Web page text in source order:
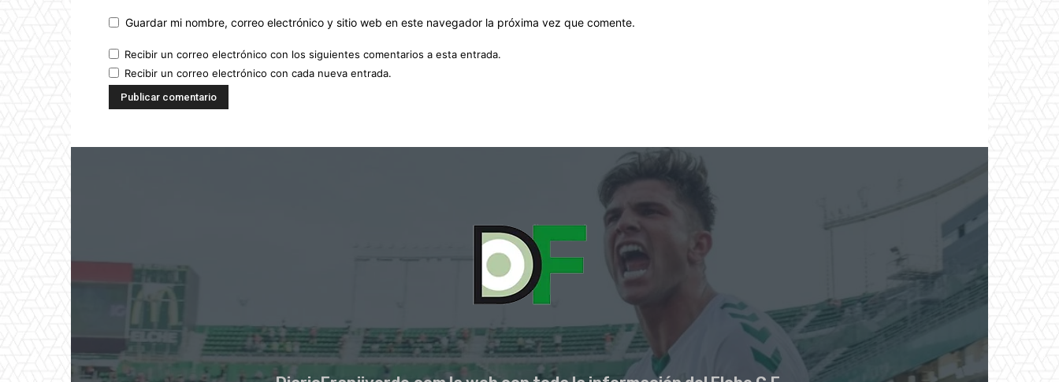
Guardar mi nombre, correo electrónico y sitio web en este navegador la próxima vez que comente.
Recibir un correo electrónico con los siguientes comentarios a esta entrada.
Recibir un correo electrónico con cada nueva entrada.